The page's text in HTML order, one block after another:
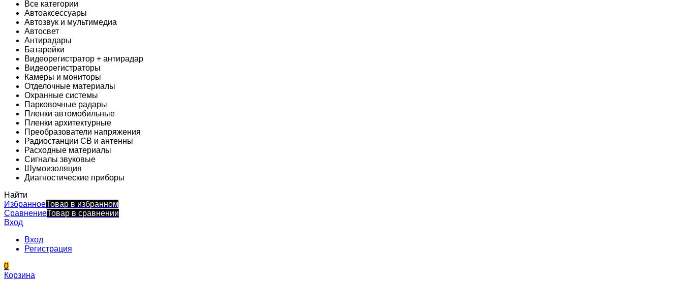
Все категории
Автоаксессуары
Автозвук и мультимедиа
Автосвет
Антирадары
Батарейки
Видеорегистратор + антирадар
Видеорегистраторы
Камеры и мониторы
Отделочные материалы
Охранные системы
Парковочные радары
Пленки автомобильные
Пленки архитектурные
Преобразователи напряжения
Радиостанции CB и антенны
Расходные материалы
Сигналы звуковые
Шумоизоляция
Диагностические приборы
Найти
ИзбранноеТовар в избранном
СравнениеТовар в сравнении
Вход
Вход
Регистрация
0
Корзина